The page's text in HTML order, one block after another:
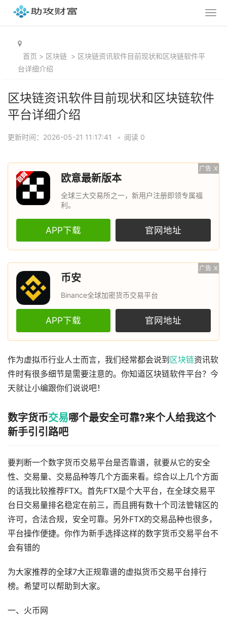
首页 > 区块链 > 区块链资讯软件目前现状和区块链软件平
台详细介绍
区块链资讯软件目前现状和区块链软件
平台详细介绍
更新时间：2026-05-21 11:17:41 • 阅读 0
广告 X
欧意最新版本
全球三大交易所之一，新用户注册即领专属福
利。
APP下载 官网地址
广告 X
币安
Binance全球加密货币交易平台
APP下载 官网地址
作为虚拟币行业人士而言，我们经常都会说到 区块链资讯软
件时有很多细节是需要注意的。你知道区块链软件平台？今
天就让小编跟你们说说吧！
数字货币交易哪个最安全可靠?来个人给我这个
新手引引路吧
要判断一个数字货币交易平台是否靠谱，就要从它的安全
性、交易量、交易品种等几个方面来看。综合以上几个方面
的话我比较推荐FTX。首先FTX是个大平台，在全球交易平
台日交易量排名稳定在前三，而且拥有数十个司法管辖区的
许可，合法合规，安全可靠。另外FTX的交易品种也很多，
平台操作便捷。你作为新手选择这样的数字货币交易平台不
会有错的
为大家推荐的全球7大正规靠谱的虚拟货币交易平台排行
榜。希望可以帮助到大家。
一、火币网